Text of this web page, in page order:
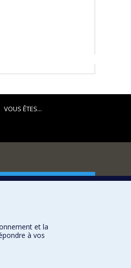
VOUS ÊTES...
ARTS ET DES SCIENCES
et cours et la
à vos